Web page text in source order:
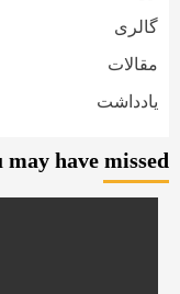
گالری
مقالات
یادداشت
may have missed